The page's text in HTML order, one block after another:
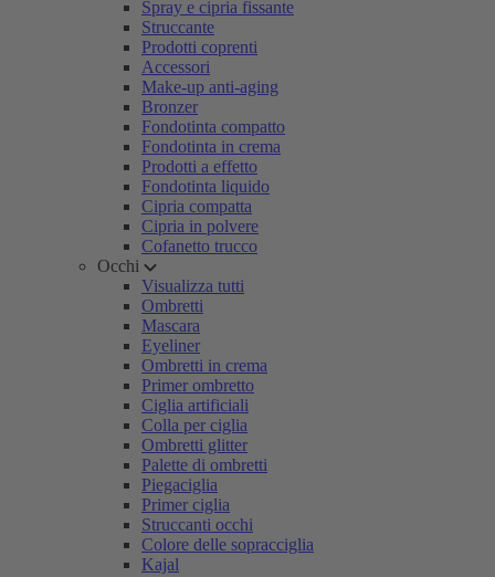
Spray e cipria fissante
Struccante
Prodotti coprenti
Accessori
Make-up anti-aging
Bronzer
Fondotinta compatto
Fondotinta in crema
Prodotti a effetto
Fondotinta liquido
Cipria compatta
Cipria in polvere
Cofanetto trucco
Occhi
Visualizza tutti
Ombretti
Mascara
Eyeliner
Ombretti in crema
Primer ombretto
Ciglia artificiali
Colla per ciglia
Ombretti glitter
Palette di ombretti
Piegaciglia
Primer ciglia
Struccanti occhi
Colore delle sopracciglia
Kajal